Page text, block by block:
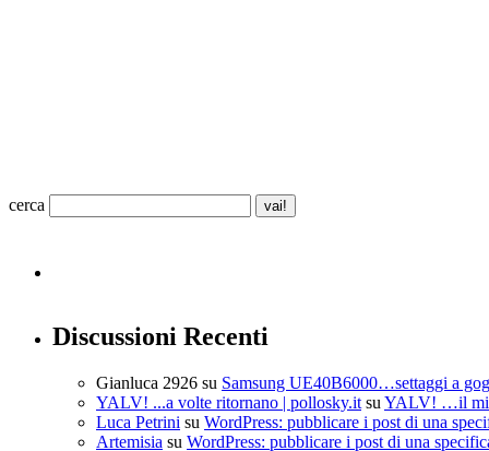
cerca
Discussioni Recenti
Gianluca 2926 su Samsung UE40B6000…settaggi a
YALV! ...a volte ritornano | pollosky.it su YALV! …il
Luca Petrini su WordPress: pubblicare i post di una
Artemisia su WordPress: pubblicare i post di una